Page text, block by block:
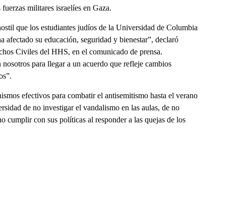
militares israelíes en Gaza.
que los estudiantes judíos de la Universidad de Columbia
afectado su educación, seguridad y bienestar”, declaró
Civiles del HHS, en el comunicado de prensa.
para llegar a un acuerdo que refleje cambios
efectivos para combatir el antisemitismo hasta el verano
de no investigar el vandalismo en las aulas, de no
cumplir con sus políticas al responder a las quejas de los